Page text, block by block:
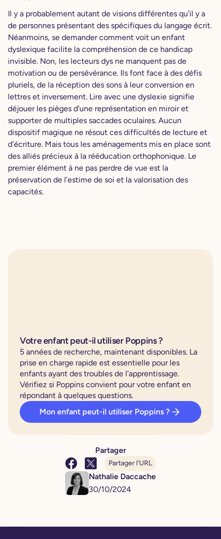
Partager
Partager l'URL
Nathalie Daccache
30/10/2024
Il y a probablement autant de visions différentes qu’il y a
de personnes présentant des spécifiques du langage écrit.
Néanmoins, se demander comment voit un enfant
dyslexique facilite la compréhension de ce handicap
invisible. Non, les lecteurs dys ne manquent pas de
motivation ou de persévérance. Ils font face à des défis
pluriels, de la réception des sons à leur conversion en
lettres et inversement. Lire avec une dyslexie signifie
déjouer les pièges d’une représentation en miroir et
supporter de multiples saccades oculaires. Aucun
dispositif magique ne résout ces difficultés de lecture et
d’écriture. Mais tous les aménagements mis en place sont
des alliés précieux à la rééducation orthophonique. Le
premier élément à ne pas perdre de vue est la
préservation de l’estime de soi et la valorisation des
capacités.
Votre enfant peut-il utiliser Poppins ?
5 années de recherche, maintenant disponibles. La
prise en charge rapide est essentielle pour les
enfants ayant des troubles de l’apprentissage.
Vérifiez si Poppins convient pour votre enfant en
répondant à quelques questions.
Mon enfant peut-il utiliser Poppins ?